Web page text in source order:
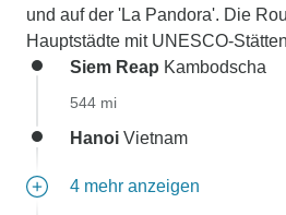
und auf der 'La Pandora'. Die
Hauptstädte mit UNESCO-
Siem Reap Kambodscha
544 mi
Hanoi Vietnam
4 mehr anzeigen